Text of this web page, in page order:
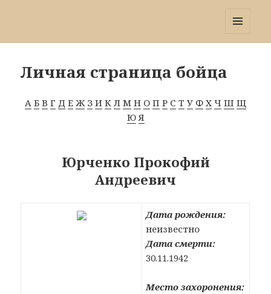
Личная страница бойца
А Б В Г Д Е Ж З И К Л М Н О П Р С Т У Ф Х Ч Ш Щ
Ю Я
Юрченко Прокофий
Андреевич
Дата рождения:
неизвестно
Дата смерти:
30.11.1942
Место захоронения: